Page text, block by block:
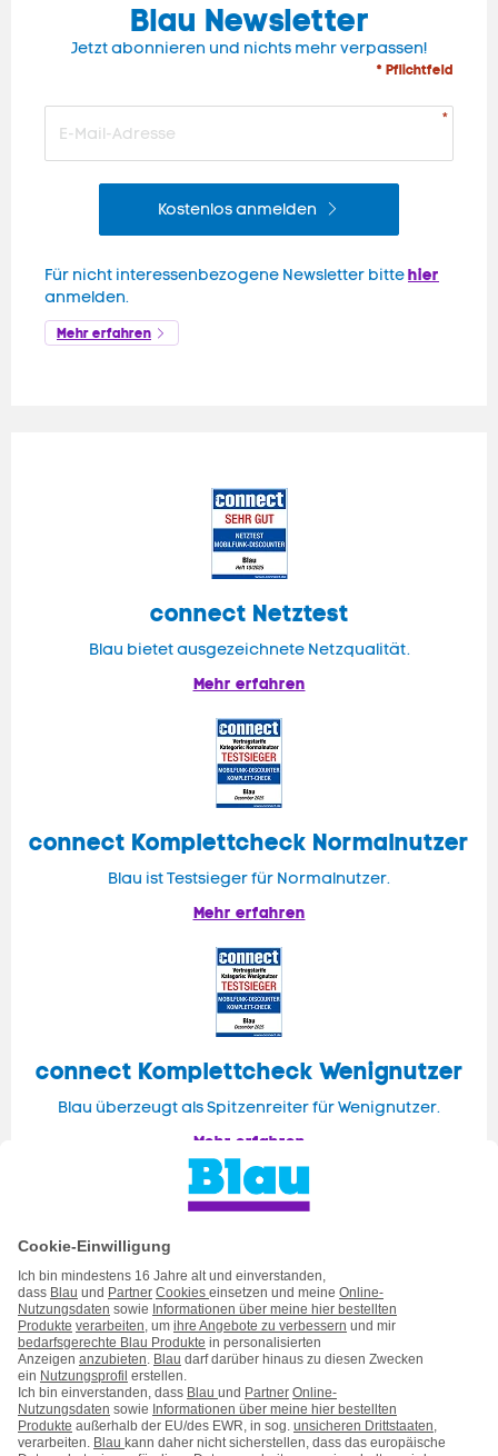
Blau Newsletter
Jetzt abonnieren und nichts mehr verpassen!
* Pflichtfeld
Kostenlos anmelden
Für nicht interessenbezogene Newsletter bittehier
anmelden.
Mehr erfahren
connect Netztest
Blau bietet ausgezeichnete Netzqualität.
Mehr erfahren
connect Komplettcheck Normalnutzer
Blau ist Testsieger für Normalnutzer.
Mehr erfahren
connect Komplettcheck Wenignutzer
Blau überzeugt als Spitzenreiter für Wenignutzer.
Mehr erfahren
Handytarife
Handy auf Raten Service
Kontakt Impressum AGB & Pflichtinformationen
Hinweise ElektroG/BattG Datenschutz